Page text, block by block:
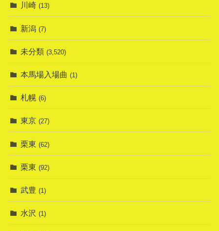
川崎 (13)
新潟 (7)
未分類 (3,520)
本馬場入場曲 (1)
札幌 (6)
東京 (27)
栗東 (62)
栗東 (92)
武豊 (1)
水沢 (1)